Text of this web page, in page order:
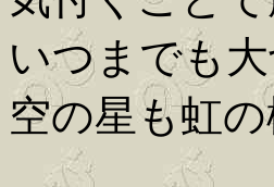
いつまでも
空の星も虹